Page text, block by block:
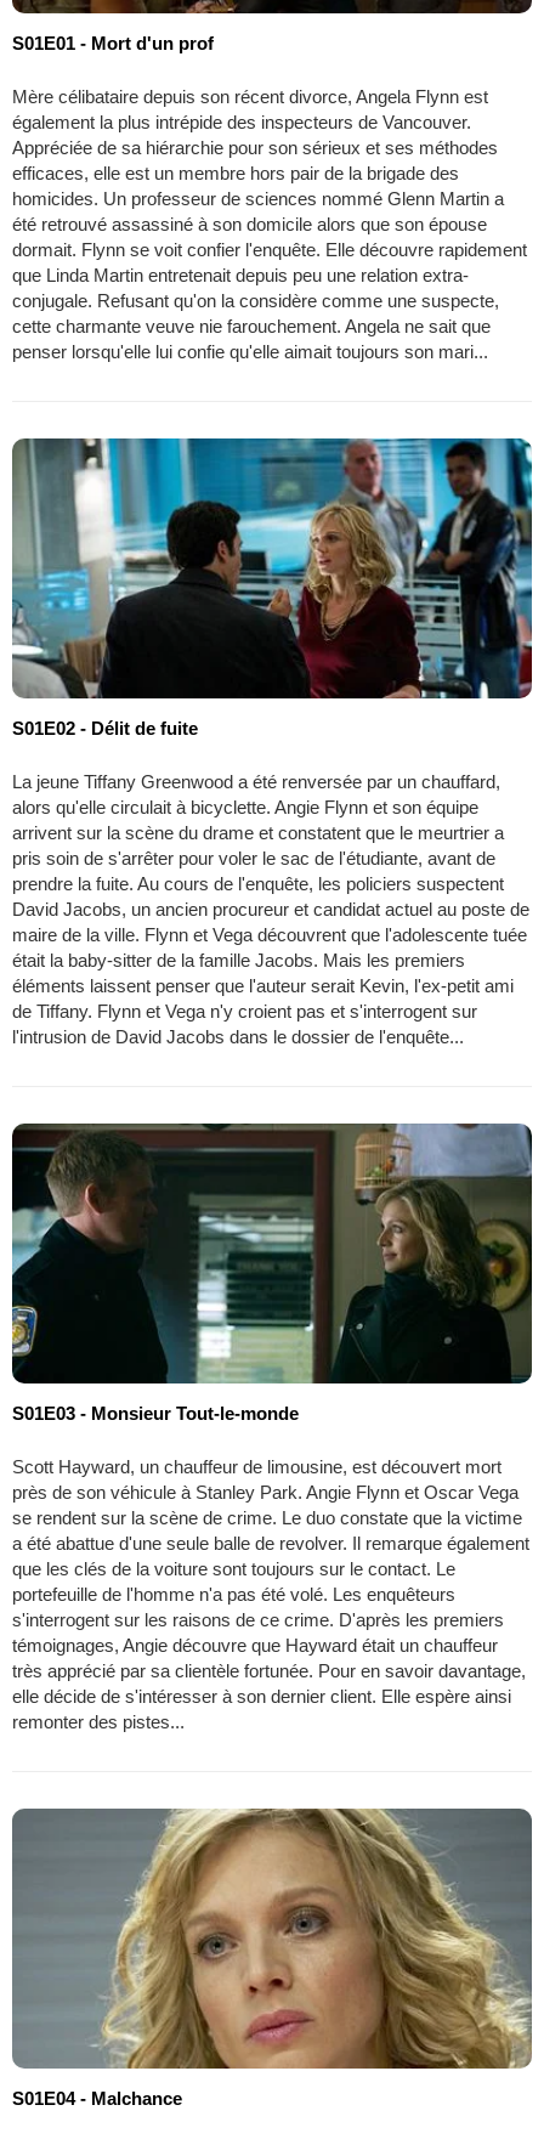
S01E01 - Mort d'un prof
Mère célibataire depuis son récent divorce, Angela Flynn est
également la plus intrépide des inspecteurs de Vancouver.
Appréciée de sa hiérarchie pour son sérieux et ses méthodes
efficaces, elle est un membre hors pair de la brigade des
homicides. Un professeur de sciences nommé Glenn Martin a
été retrouvé assassiné à son domicile alors que son épouse
dormait. Flynn se voit confier l'enquête. Elle découvre rapidement
que Linda Martin entretenait depuis peu une relation extra-
conjugale. Refusant qu'on la considère comme une suspecte,
cette charmante veuve nie farouchement. Angela ne sait que
penser lorsqu'elle lui confie qu'elle aimait toujours son mari...
S01E02 - Délit de fuite
La jeune Tiffany Greenwood a été renversée par un chauffard,
alors qu'elle circulait à bicyclette. Angie Flynn et son équipe
arrivent sur la scène du drame et constatent que le meurtrier a
pris soin de s'arrêter pour voler le sac de l'étudiante, avant de
prendre la fuite. Au cours de l'enquête, les policiers suspectent
David Jacobs, un ancien procureur et candidat actuel au poste de
maire de la ville. Flynn et Vega découvrent que l'adolescente tuée
était la baby-sitter de la famille Jacobs. Mais les premiers
éléments laissent penser que l'auteur serait Kevin, l'ex-petit ami
de Tiffany. Flynn et Vega n'y croient pas et s'interrogent sur
l'intrusion de David Jacobs dans le dossier de l'enquête...
S01E03 - Monsieur Tout-le-monde
Scott Hayward, un chauffeur de limousine, est découvert mort
près de son véhicule à Stanley Park. Angie Flynn et Oscar Vega
se rendent sur la scène de crime. Le duo constate que la victime
a été abattue d'une seule balle de revolver. Il remarque également
que les clés de la voiture sont toujours sur le contact. Le
portefeuille de l'homme n'a pas été volé. Les enquêteurs
s'interrogent sur les raisons de ce crime. D'après les premiers
témoignages, Angie découvre que Hayward était un chauffeur
très apprécié par sa clientèle fortunée. Pour en savoir davantage,
elle décide de s'intéresser à son dernier client. Elle espère ainsi
remonter des pistes...
S01E04 - Malchance